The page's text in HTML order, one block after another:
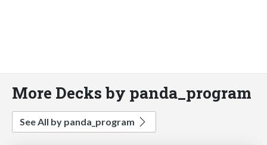
More Decks by panda_program
See All by panda_program